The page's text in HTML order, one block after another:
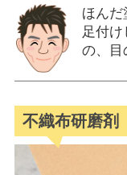
ほんだ
足付
の、目
不織布研磨剤